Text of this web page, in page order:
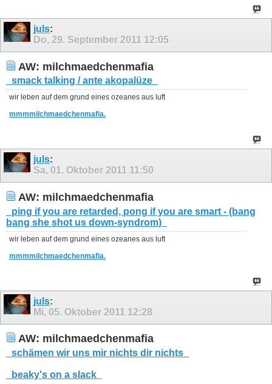
juls:
Do, 29. September 2011 12:05
AW: milchmaedchenmafia
_smack talking / ante akopalüze_
wir leben auf dem grund eines ozeanes aus luft
mmmmilchmaedchenmafia.
juls:
Sa, 01. Oktober 2011 11:50
AW: milchmaedchenmafia
_ping if you are retarded, pong if you are smart - (bang
bang she shot us down-syndrom)_
wir leben auf dem grund eines ozeanes aus luft
mmmmilchmaedchenmafia.
juls:
Mi, 05. Oktober 2011 12:28
AW: milchmaedchenmafia
_schämen wir uns mir nichts dir nichts_
_beaky's on a slack_